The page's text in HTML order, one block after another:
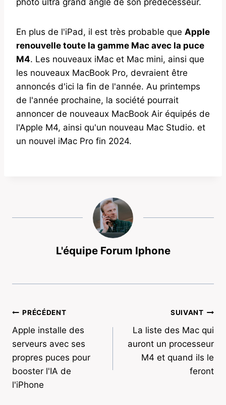
En plus de l'iPad, il est très probable que Apple
renouvelle toute la gamme Mac avec la puce
M4. Les nouveaux iMac et Mac mini, ainsi que
les nouveaux MacBook Pro, devraient être
annoncés d'ici la fin de l'année. Au printemps
de l'année prochaine, la société pourrait
annoncer de nouveaux MacBook Air équipés de
l'Apple M4, ainsi qu'un nouveau Mac Studio. et
un nouvel iMac Pro fin 2024.
L'équipe Forum Iphone
Navigation
de
l’article
PRÉCÉDENT
Apple installe des
serveurs avec ses
propres puces pour
booster l'IA de
l'iPhone
SUIVANT
La liste des Mac qui
auront un processeur
M4 et quand ils le
feront